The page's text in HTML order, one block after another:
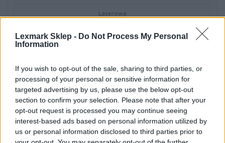
Lexmark Sklep - Do Not Process My Personal
Information
If you wish to opt-out of the sale, sharing to third parties, or
processing of your personal or sensitive information for
targeted advertising by us, please use the below opt-out
section to confirm your selection. Please note that after your
opt-out request is processed you may continue seeing
interest-based ads based on personal information utilized by
us or personal information disclosed to third parties prior to
Laserowa
Kolor
Ilość w komplecie
1 szt.
Wydajność kasety tonera